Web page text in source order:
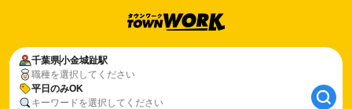
千葉県小金城趾駅
職種を選択してください
平日のみOK
キーワードを選択してください